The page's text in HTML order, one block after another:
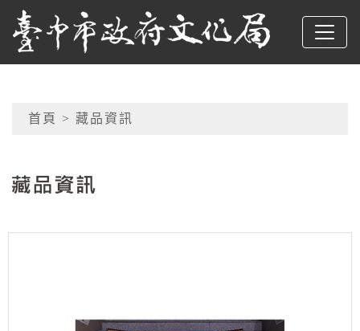
跳到主要內容
臺中市政府文化局
網頁導覽
首頁 > 藏品資訊